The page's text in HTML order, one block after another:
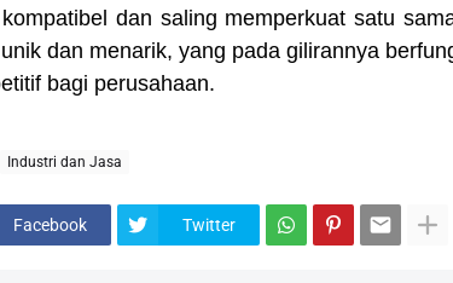
dan saling memperkuat satu
dan menarik, yang pada gilirannya
bagi perusahaan.
Industri dan Jasa
Facebook Twitter